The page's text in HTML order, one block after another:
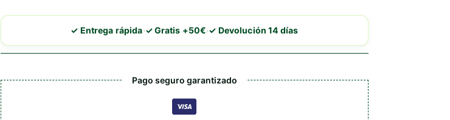
cantidad
✓ Entrega rápida·✓ Gratis +50€·✓ Devolución 14 días
Pago seguro garantizado